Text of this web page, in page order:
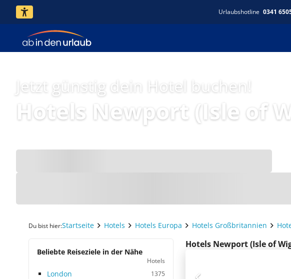
Urlaubshotline 0341
Jetzt günstig dein Hotel buchen!
Hotels Newport (Isle of
Du bist hier:Startseite Hotels Hotels Europa Hotels Großbritannien
Beliebte Reiseziele in der Nähe
Hotels
London 1375
Hotels Newport (Isle of